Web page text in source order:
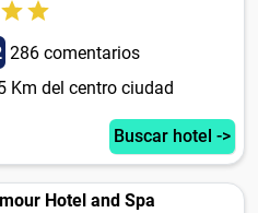
286 comentarios
Km del centro ciudad
Buscar hotel ->
Hotel and Spa